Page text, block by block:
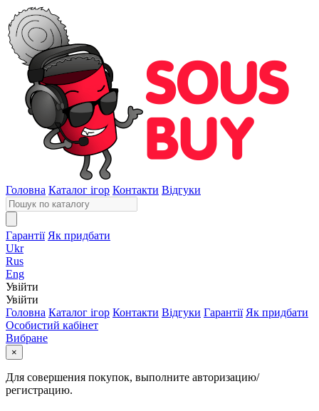
Головна Каталог ігор Контакти Відгуки
Гарантії Як придбати
Ukr
Rus
Eng
Увійти
Увійти
Головна Каталог ігор Контакти Відгуки Гарантії Як придбати
Особистий кабінет
Вибране
×
Для совершения покупок, выполните авторизацию/
регистрацию.